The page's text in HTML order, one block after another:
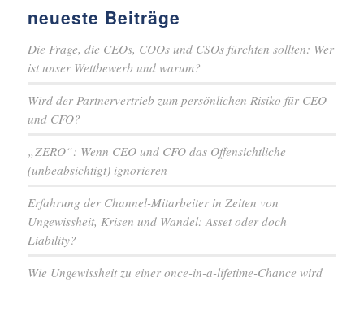
neueste Beiträge
Die Frage, die CEOs, COOs und CSOs fürchten sollten: Wer
ist unser Wettbewerb und warum?
Wird der Partnervertrieb zum persönlichen Risiko für CEO
und CFO?
„ZERO“: Wenn CEO und CFO das Offensichtliche
(unbeabsichtigt) ignorieren
Erfahrung der Channel-Mitarbeiter in Zeiten von
Ungewissheit, Krisen und Wandel: Asset oder doch
Liability?
Wie Ungewissheit zu einer once-in-a-lifetime-Chance wird